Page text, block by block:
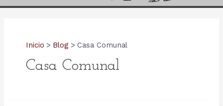
Inicio Blog Casa Comunal
Casa Comunal